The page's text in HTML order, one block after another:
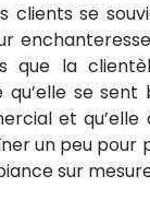
clients se
que la
se sent
et qu’elle
un peu pour
sur